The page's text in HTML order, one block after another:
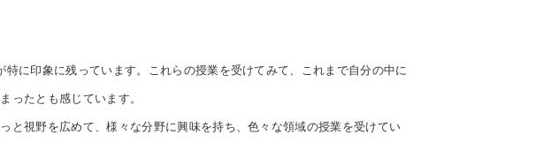
に印象に残っています。これらの授業を受けてみて、これまで自分の中に
ったとも感じています。
と視野を広めて、様々な分野に興味を持ち、色々な領域の授業を受けてい